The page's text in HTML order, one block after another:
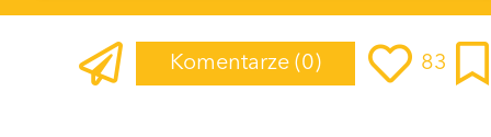
Komentarze (0) 83